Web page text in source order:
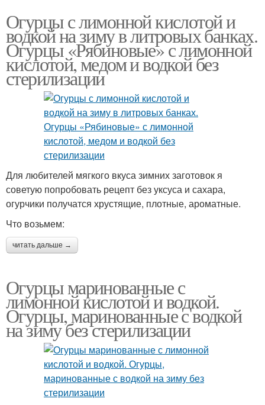
Огурцы с лимонной кислотой и
водкой на зиму в литровых банках.
Огурцы «Рябиновые» с лимонной
кислотой, медом и водкой без
стерилизации
Для любителей мягкого вкуса зимних заготовок я
советую попробовать рецепт без уксуса и сахара,
огурчики получатся хрустящие, плотные, ароматные.
Что возьмем:
читать дальше →
Огурцы маринованные с
лимонной кислотой и водкой.
Огурцы, маринованные с водкой
на зиму без стерилизации